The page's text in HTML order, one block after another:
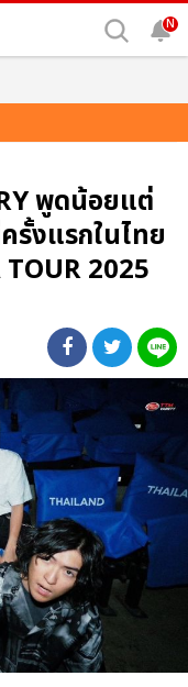
N
พูดน้อยแต่
รั้งแรกในไทย
TOUR 2025